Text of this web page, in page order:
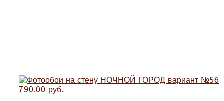
790.00 руб.